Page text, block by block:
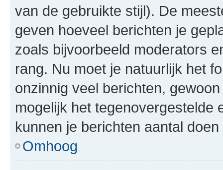
van de gebruikte stijl). De
geven hoeveel berichten je
zoals bijvoorbeeld moderators
rang. Nu moet je natuurlijk het
onzinnig veel berichten,
mogelijk het tegenovergestelde
kunnen je berichten aantal doen
Omhoog